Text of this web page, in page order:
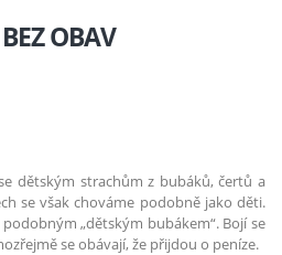
OBAV
dětským strachům z bubáků, čertů a
se však chováme podobně jako děti.
„dětským bubákem“. Bojí se
se obávají, že přijdou o peníze.